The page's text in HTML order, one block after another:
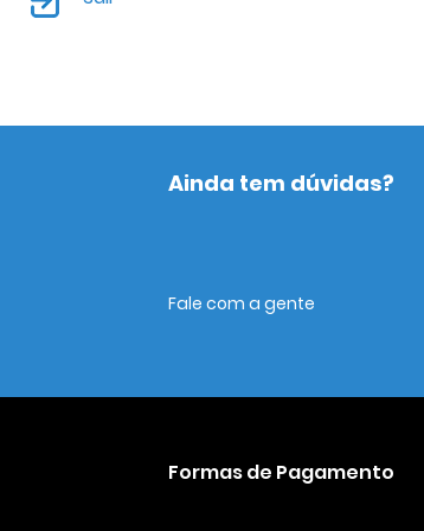
Ainda tem dúvidas?
Fale com a gente
Formas de Pagamento